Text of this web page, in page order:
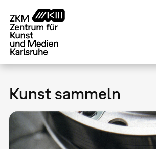
zum
Inhalt
Kunst sammeln